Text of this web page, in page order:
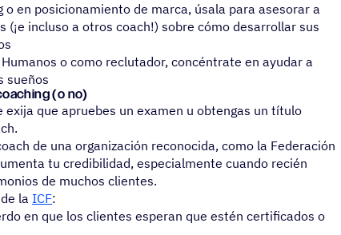
en posicionamiento de marca, úsala para asesorar a
(¡e incluso a otros coach!) sobre cómo desarrollar sus
o como reclutador, concéntrate en ayudar a
sueños
(o no)
que apruebes un examen u obtengas un título
de una organización reconocida, como la Federación
tu credibilidad, especialmente cuando recién
de muchos clientes.
la ICF:
en que los clientes esperan que estén certificados o